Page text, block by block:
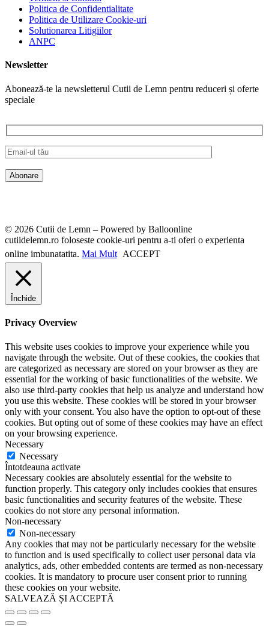
Politica de Confidentialitate
Politica de Utilizare Cookie-uri
Solutionarea Litigiilor
ANPC
Newsletter
Abonează-te la newsletterul Cutii de Lemn pentru reduceri și oferte
speciale
© 2026 Cutii de Lemn – Powered by Balloonline
cutiidelemn.ro foloseste cookie-uri pentru a-ti oferi o experienta
online imbunatatita. Mai Mult ACCEPT
Închide
Privacy Overview
This website uses cookies to improve your experience while you
navigate through the website. Out of these cookies, the cookies that
are categorized as necessary are stored on your browser as they are
essential for the working of basic functionalities of the website. We
also use third-party cookies that help us analyze and understand how
you use this website. These cookies will be stored in your browser
only with your consent. You also have the option to opt-out of these
cookies. But opting out of some of these cookies may have an effect
on your browsing experience.
Necessary
Necessary
Întotdeauna activate
Necessary cookies are absolutely essential for the website to
function properly. This category only includes cookies that ensures
basic functionalities and security features of the website. These
cookies do not store any personal information.
Non-necessary
Non-necessary
Any cookies that may not be particularly necessary for the website
to function and is used specifically to collect user personal data via
analytics, ads, other embedded contents are termed as non-necessary
cookies. It is mandatory to procure user consent prior to running
these cookies on your website.
SALVEAZĂ ȘI ACCEPTĂ